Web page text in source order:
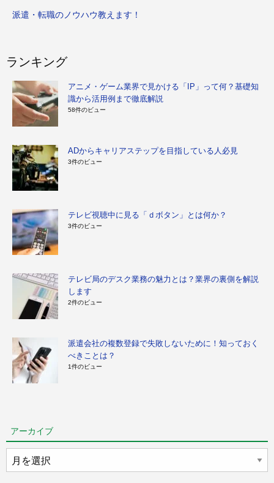
派遣・転職のノウハウ教えます！
ランキング
アニメ・ゲーム業界で見かける「IP」って何？基礎知
識から活用例まで徹底解説
58件のビュー
ADからキャリアステップを目指している人必見
3件のビュー
テレビ視聴中に見る「ｄボタン」とは何か？
3件のビュー
テレビ局のデスク業務の魅力とは？業界の裏側を解説
します
2件のビュー
派遣会社の複数登録で失敗しないために！知っておく
べきことは？
1件のビュー
アーカイブ
ー